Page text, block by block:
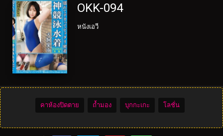
OKK-094
หนังเอวี
คาห้องปิดตาย ถ้ำมอง บุกกะเกะ โลชั่น